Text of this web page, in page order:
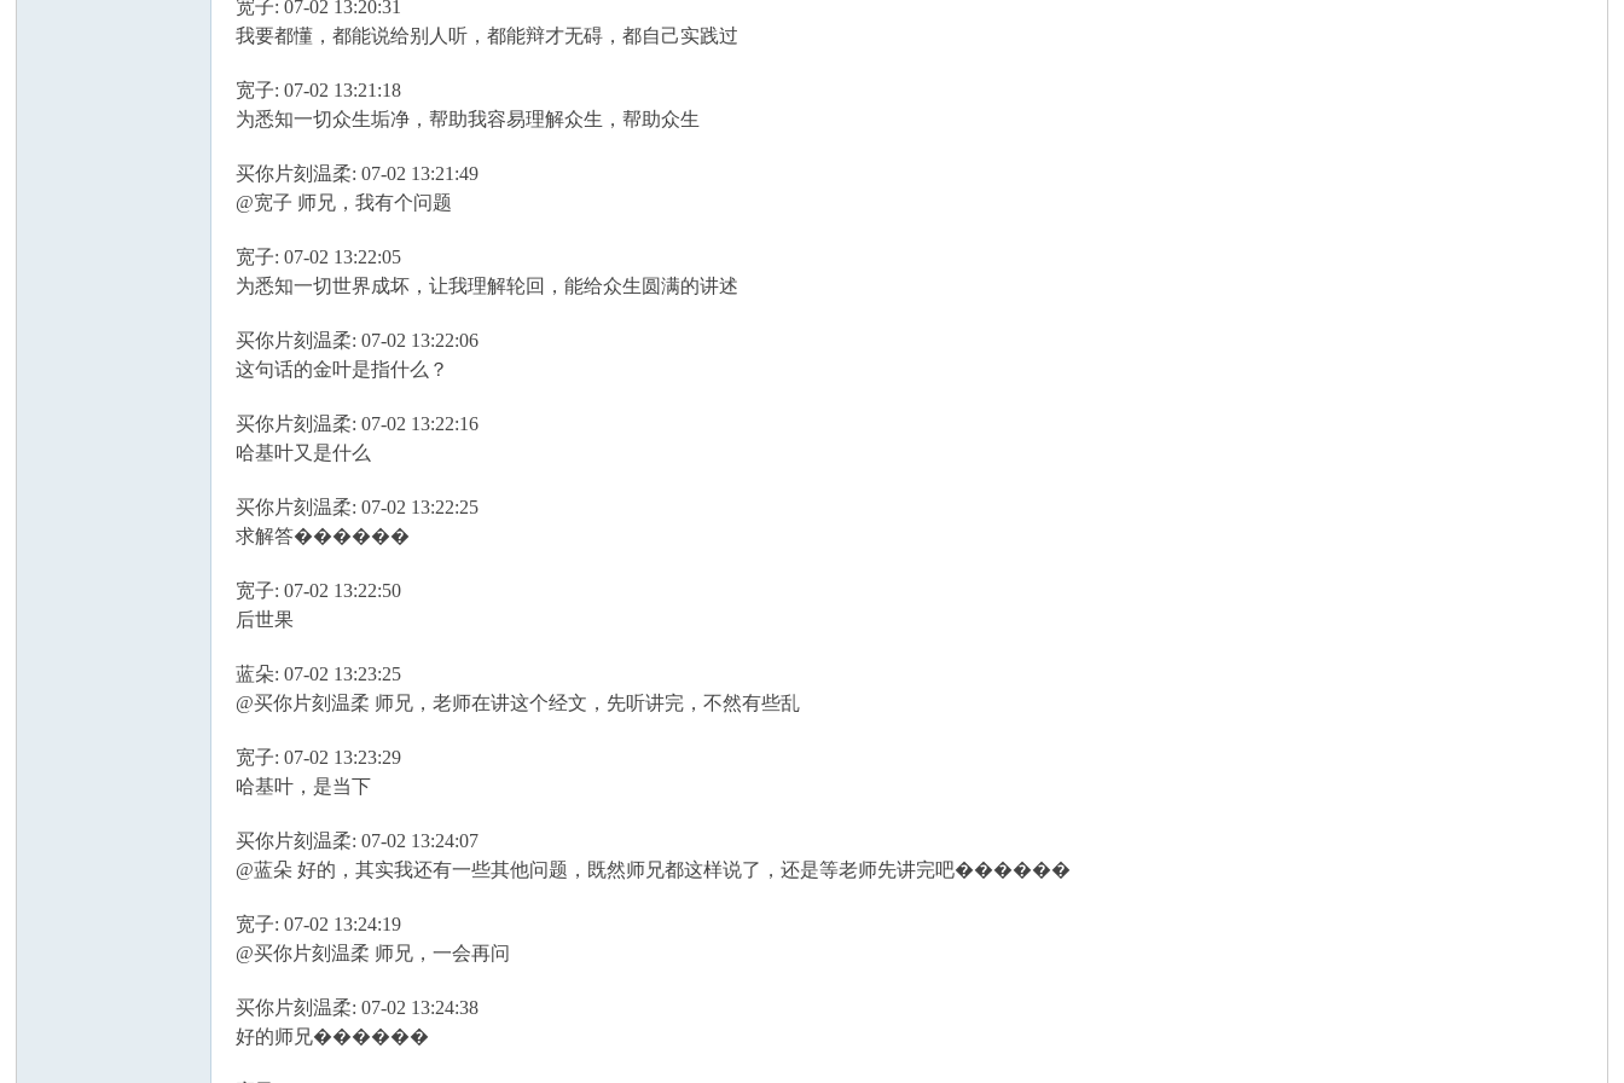
宽子: 07-02 13:20:31
我要都懂，都能说给别人听，都能辩才无碍，都自己实践过
宽子: 07-02 13:21:18
为悉知一切众生垢净，帮助我容易理解众生，帮助众生
买你片刻温柔: 07-02 13:21:49
@宽子 师兄，我有个问题
宽子: 07-02 13:22:05
为悉知一切世界成坏，让我理解轮回，能给众生圆满的讲述
买你片刻温柔: 07-02 13:22:06
这句话的金叶是指什么？
买你片刻温柔: 07-02 13:22:16
哈基叶又是什么
买你片刻温柔: 07-02 13:22:25
求解答������
宽子: 07-02 13:22:50
后世果
蓝朵: 07-02 13:23:25
@买你片刻温柔 师兄，老师在讲这个经文，先听讲完，不然有些乱
宽子: 07-02 13:23:29
哈基叶，是当下
买你片刻温柔: 07-02 13:24:07
@蓝朵 好的，其实我还有一些其他问题，既然师兄都这样说了，还是等老师先讲完吧������
宽子: 07-02 13:24:19
@买你片刻温柔 师兄，一会再问
买你片刻温柔: 07-02 13:24:38
好的师兄������